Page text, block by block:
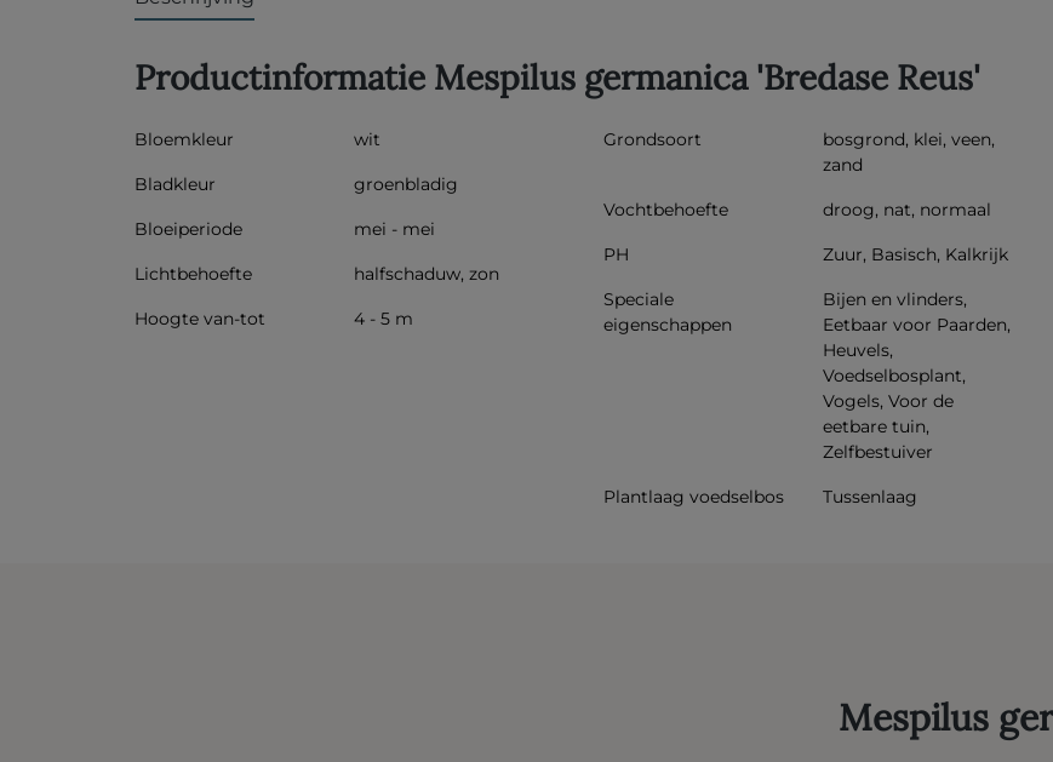
Productinformatie Mespilus germanica 'Bredase Reus'
Bloemkleur wit
Bladkleur groenbladig
Bloeiperiode mei - mei
Lichtbehoefte halfschaduw, zon
Hoogte van-tot 4 - 5 m
Grondsoort
bosgrond, klei, veen,
zand
Vochtbehoefte droog, nat, normaal
PH Zuur, Basisch, Kalkrijk
Speciale
eigenschappen
Bijen en vlinders,
Eetbaar voor Paarden,
Heuvels,
Voedselbosplant,
Vogels, Voor de
eetbare tuin,
Zelfbestuiver
Plantlaag voedselbos Tussenlaag
Mespilus